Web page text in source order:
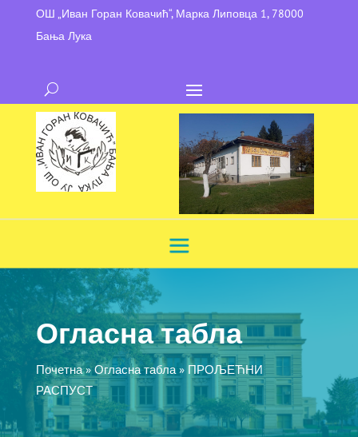
ОШ „Иван Горан Ковачић“, Марка Липовца 1, 78000
Бања Лука
Огласна табла
Почетна»Огласна табла» ПРОЉЕЋНИ
РАСПУСТ